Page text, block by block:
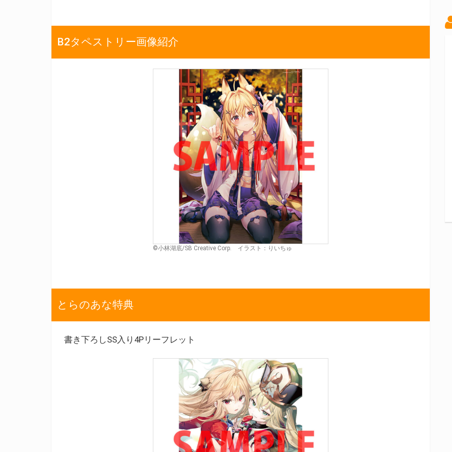
B2タペストリー画像紹介
©小林湖底/SB Creative Corp. イラスト：りいちゅ
とらのあな特典
書き下ろしSS入り4Pリーフレット